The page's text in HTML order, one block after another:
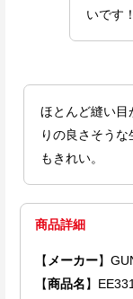
いです！
ほとんど縫い目
りの良さそう
もきれい。
商品詳細
【メーカー】
【商品名】